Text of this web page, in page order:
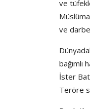
ve
ve
bağımlı
İster
Teröre